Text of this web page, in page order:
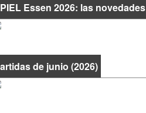
Essen 2026: las novedades
de junio (2026)